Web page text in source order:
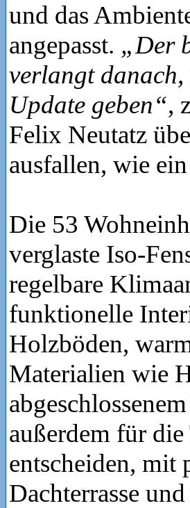
und das
angepasst. „Der
verlangt danach,
Update geben“,
Felix Neutatz
ausfallen, wie
Die 53
verglaste Iso-
regelbare
funktionelle
Holzböden,
Materialien wie
außerdem für
entscheiden, mit
Dachterrasse